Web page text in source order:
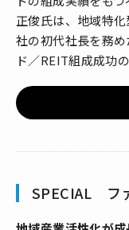
正俊氏は、地域特
社の初代社長を務
ド／REIT組成成功
SPECIAL フ